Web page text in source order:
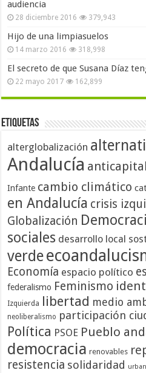
audiencia
28 diciembre 2016 379,943
Hijo de una limpiasuelos
14 marzo 2016 318,998
El secreto de que Susana Díaz
22 mayo 2017 162,899
Etiquetas
alterglobalización
Andalucía
Infante cambio climático
en Andalucía crisis
Globalización
sociales desarrollo local
verde
Economía espacio político
federalismo Feminismo
Izquierda libertad medio
neoliberalismo participación
Política PSOE Pueblo
democracia renovables
resistencia solidaridad